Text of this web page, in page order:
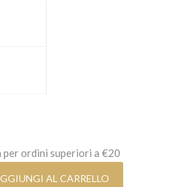
ordini superiori a €20
per Roma quantità
AL CARRELLO